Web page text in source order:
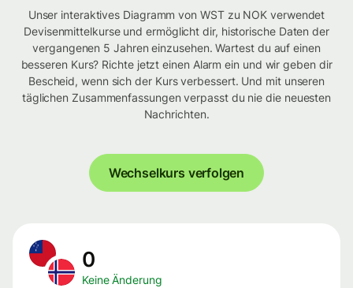
Unser interaktives Diagramm von WST zu NOK verwendet
Devisenmittelkurse und ermöglicht dir, historische Daten der
vergangenen 5 Jahren einzusehen. Wartest du auf einen
besseren Kurs? Richte jetzt einen Alarm ein und wir geben dir
Bescheid, wenn sich der Kurs verbessert. Und mit unseren
täglichen Zusammenfassungen verpasst du nie die neuesten
Nachrichten.
Wechselkurs verfolgen
0
Keine Änderung